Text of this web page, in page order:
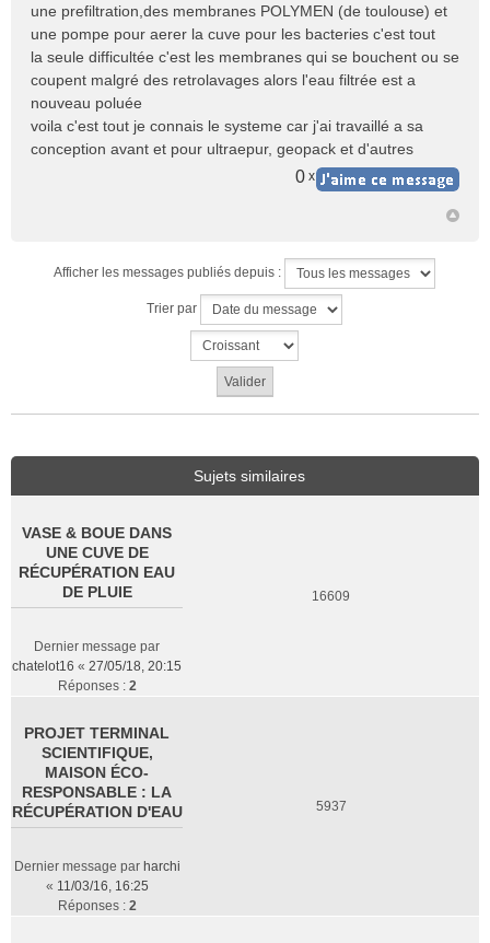
g
e
n
l
u
une prefiltration,des membranes POLYMEN (de toulouse) et
une pompe pour aerer la cuve pour les bacteries c'est tout
la seule difficultée c'est les membranes qui se bouchent ou se
coupent malgré des retrolavages alors l'eau filtrée est a
nouveau poluée
voila c'est tout je connais le systeme car j'ai travaillé a sa
conception avant et pour ultraepur, geopack et d'autres
0 x
Afficher les messages publiés depuis :
Trier par
Sujets similaires
VASE & BOUE DANS
UNE CUVE DE
RÉCUPÉRATION EAU
DE PLUIE
Dernier message par
chatelot16 « 27/05/18, 20:15
Réponses : 2
16609
PROJET TERMINAL
SCIENTIFIQUE,
MAISON ÉCO-
RESPONSABLE : LA
RÉCUPÉRATION D'EAU
Dernier message par harchi
« 11/03/16, 16:25
Réponses : 2
5937